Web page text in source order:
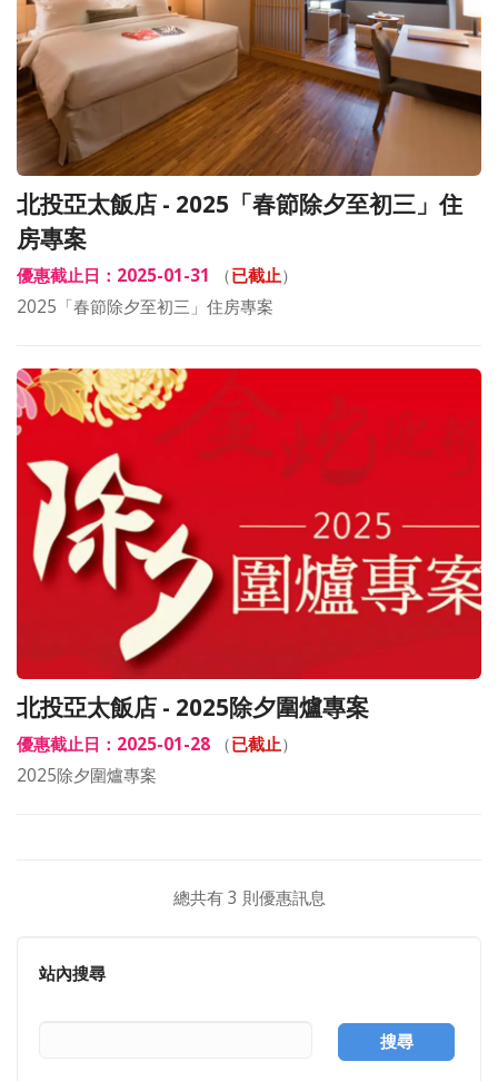
北投亞太飯店 - 2025「春節除夕至初三」住
房專案
優惠截止日：2025-01-31 （已截止）
2025「春節除夕至初三」住房專案
北投亞太飯店 - 2025除夕圍爐專案
優惠截止日：2025-01-28 （已截止）
2025除夕圍爐專案
總共有 3 則優惠訊息
站內搜尋
搜尋